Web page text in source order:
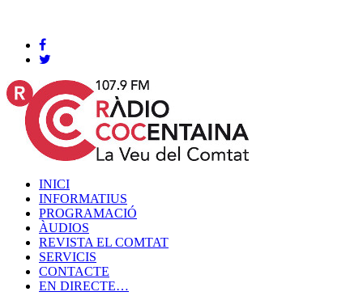
INICI
INFORMATIUS
PROGRAMACIÓ
ÀUDIOS
REVISTA EL COMTAT
SERVICIS
CONTACTE
EN DIRECTE…